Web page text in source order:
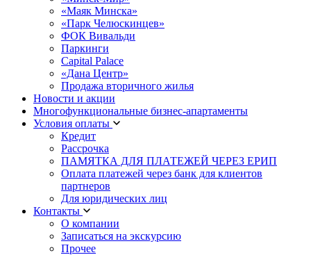
«Маяк Минска»
«Парк Челюскинцев»
ФОК Вивальди
Паркинги
Capital Palace
«Дана Центр»
Продажа вторичного жилья
Новости и акции
Многофункциональные бизнес-апартаменты
Условия оплаты
Кредит
Рассрочка
ПАМЯТКА ДЛЯ ПЛАТЕЖЕЙ ЧЕРЕЗ ЕРИП
Оплата платежей через банк для клиентов
партнеров
Для юридических лиц
Контакты
О компании
Записаться на экскурсию
Прочее